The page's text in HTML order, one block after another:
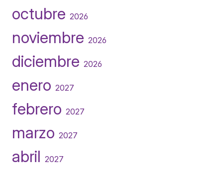
octubre 2026
noviembre 2026
diciembre 2026
enero 2027
febrero 2027
marzo 2027
abril 2027